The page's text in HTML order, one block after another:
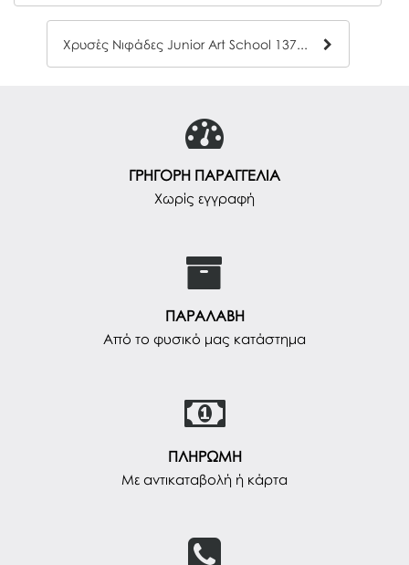
Χρυσές Νιφάδες Junior Art School 137651
ΓΡΗΓΟΡΗ ΠΑΡΑΓΓΕΛΙΑ
Χωρίς εγγραφή
ΠΑΡΑΛΑΒΗ
Από το φυσικό μας κατάστημα
ΠΛΗΡΩΜΗ
Με αντικαταβολή ή κάρτα